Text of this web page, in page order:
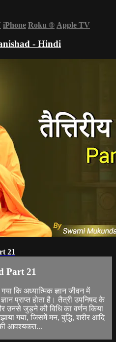
iPhone Roku ® Apple TV
- Hindi
21
Part 21
कि अध्यात्मिक ज्ञान जीवन में
प्राप्त होता है। तैत्री उपनिषद के
उनसे जुड़ने की विधि का वर्णन किया
गया, जिसमें मन, बुद्धि, शरीर आदि
आवश्यकत...